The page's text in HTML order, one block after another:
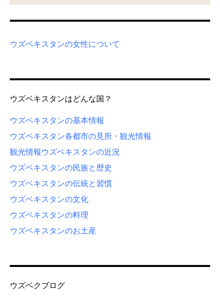
ウズベキスタンの女性について
ウズベキスタンはどんな国？
ウズベキスタンの基本情報
ウズベキスタン各都市の見所・観光情報
観光情報 ウズベキスタンの近況
ウズベキスタンの民族と歴史
ウズベキスタンの伝統と習慣
ウズベキスタンの文化
ウズベキスタンの料理
ウズベキスタンのお土産
ウズベクブログ